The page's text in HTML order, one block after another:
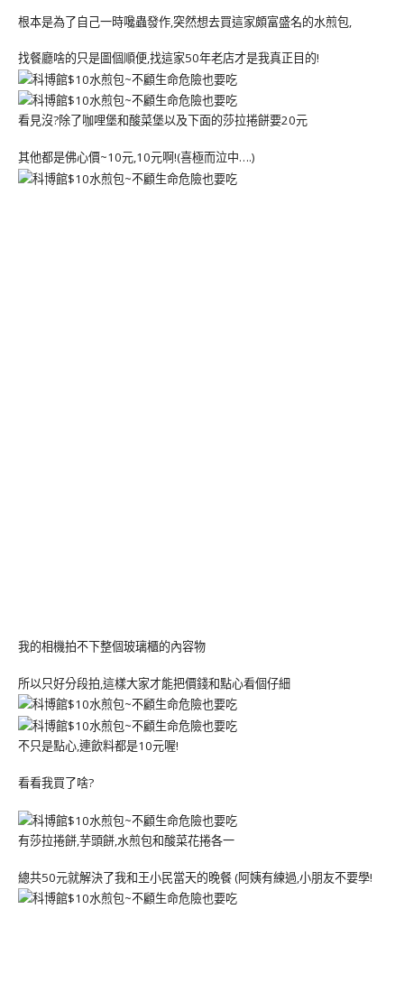
根本是為了自己一時嚵蟲發作,突然想去買這家頗富盛名的水煎包,
找餐廳啥的只是圖個順便,找這家50年老店才是我真正目的!
看見沒?除了咖哩堡和酸菜堡以及下面的莎拉捲餅要20元
其他都是佛心價~10元,10元啊!(喜極而泣中….)
我的相機拍不下整個玻璃櫃的內容物
所以只好分段拍,這樣大家才能把價錢和點心看個仔細
不只是點心,連飲料都是10元喔!
看看我買了啥?
有莎拉捲餅,芋頭餅,水煎包和酸菜花捲各一
總共50元就解決了我和王小民當天的晚餐 (阿姨有練過,小朋友不要學!